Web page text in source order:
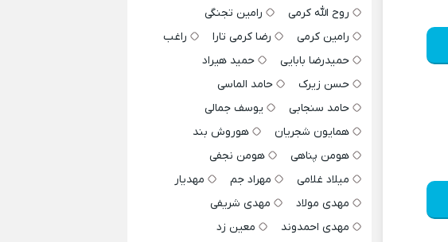
روح الله کرمی
رامین تجنگی
رامین کرمی
رضا کرمی تارا
راغب
حمیدرضا بابایی
حمید هیراد
حسن زیرک
حامد الماسی
حامد سنجابی
یوسف جمالی
همایون شجریان
هوروش بند
هومن پناهی
هومن نجفی
میلاد غلامی
مهراد جم
مهدیار
مهدی مولاد
مهدی شریفی
مهدی احمدوند
معین زد